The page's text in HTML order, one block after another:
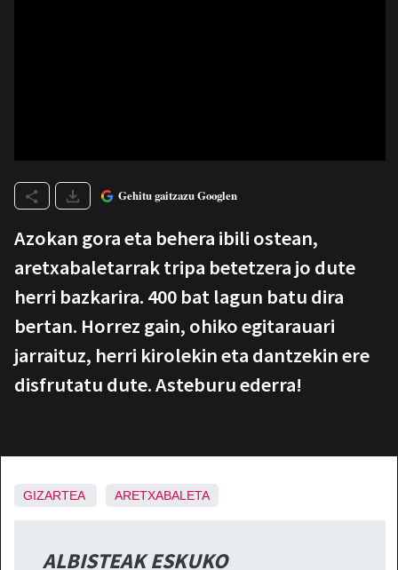
Gehitu gaitzazu Googlen
Azokan gora eta behera ibili ostean,
aretxabaletarrak tripa betetzera jo dute
herri bazkarira. 400 bat lagun batu dira
bertan. Horrez gain, ohiko egitarauari
jarraituz, herri kirolekin eta dantzekin ere
disfrutatu dute. Asteburu ederra!
GIZARTEA ARETXABALETA
ALBISTEAK ESKUKO